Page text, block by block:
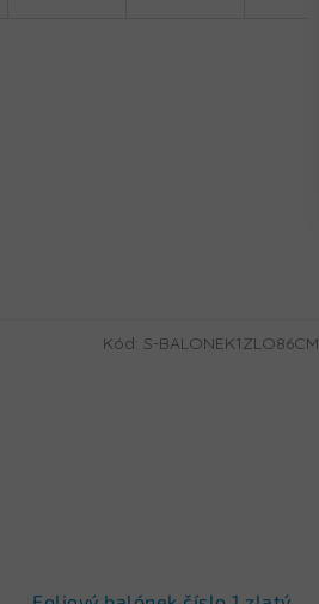
Kód: S-BALONEK1ZLO86CM